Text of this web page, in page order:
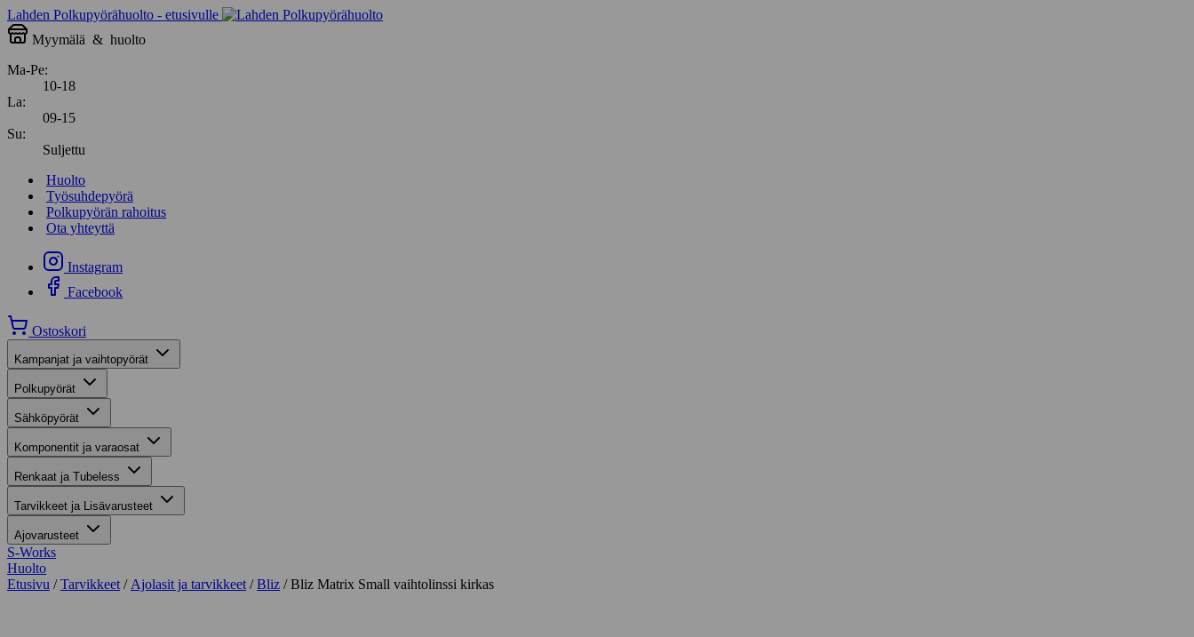
Lahden Polkupyörähuolto - etusivulle
Myymälä & huolto
Ma-Pe:
10-18
La:
09-15
Su:
Suljettu
Huolto
Työsuhdepyörä
Polkupyörän rahoitus
Ota yhteyttä
Instagram
Facebook
Ostoskori
Kampanjat ja vaihtopyörät
Polkupyörät
Sähköpyörät
Komponentit ja varaosat
Renkaat ja Tubeless
Tarvikkeet ja Lisävarusteet
Ajovarusteet
S-Works
Huolto
Etusivu /Tarvikkeet / Ajolasit ja tarvikkeet /Bliz / Bliz Matrix Small vaihtolinssi kirkas